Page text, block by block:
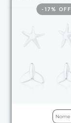
- 17 % OFF